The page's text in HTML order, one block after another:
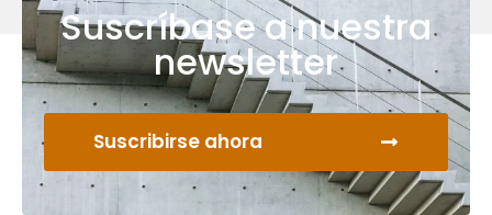
Suscríbase a nuestra
newsletter
Suscribirse ahora